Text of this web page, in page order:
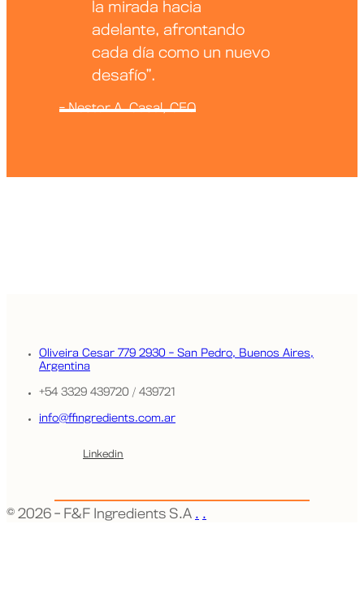
la mirada hacia
adelante, afrontando
cada día como un nuevo
desafío”.
- Nestor A. Casal, CEO
Oliveira Cesar 779 2930 - San Pedro, Buenos Aires,
Argentina
+54 3329 439720 / 439721
info@ffingredients.com.ar
Linkedin
© 2026 - F&F Ingredients S.A . .